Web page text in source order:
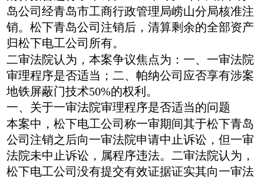
岛公司经青岛市工商行政管理局崂山分局核准注
销。松下青岛公司注销后，清算剩余的全部资产
归松下电工公司所有。
二审法院认为，本案争议焦点为：一、一审法院
审理程序是否适当；二、帕纳公司应否享有涉案
地铁屏蔽门技术50%的权利。
一、关于一审法院审理程序是否适当的问题
本案中，松下电工公司称一审期间其于松下青岛
公司注销之后向一审法院申请中止诉讼，但一审
法院未中止诉讼，属程序违法。二审法院认为，
松下电工公司没有提交有效证据证实其向一审法